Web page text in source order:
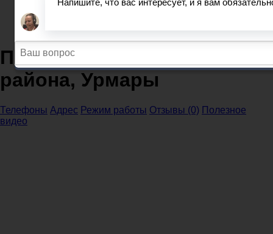
Прокуратура
Чувашская Республика
Прокуратура Урмарского района, Урмары
Прокуратура Урмарского
района, Урмары
Телефоны Адрес Режим работы Отзывы (0) Полезное
видео